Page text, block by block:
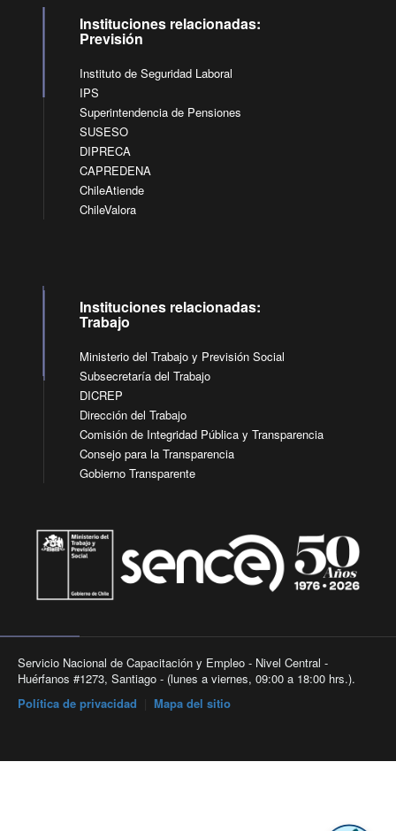
Instituciones relacionadas:
Previsión
Instituto de Seguridad Laboral
IPS
Superintendencia de Pensiones
SUSESO
DIPRECA
CAPREDENA
ChileAtiende
ChileValora
Instituciones relacionadas:
Trabajo
Ministerio del Trabajo y Previsión Social
Subsecretaría del Trabajo
DICREP
Dirección del Trabajo
Comisión de Integridad Pública y Transparencia
Consejo para la Transparencia
Gobierno Transparente
Servicio Nacional de Capacitación y Empleo - Nivel Central -
Huérfanos #1273, Santiago - (lunes a viernes, 09:00 a 18:00 hrs.).
Política de privacidad
Mapa del sitio